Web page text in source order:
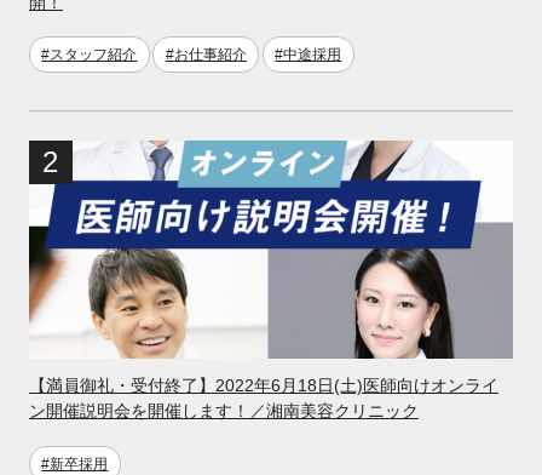
#スタッフ紹介 #お仕事紹介 #中途採用
【満員御礼・受付終了】2022年6月18日(土)医師向けオンライ
ン開催説明会を開催します！／湘南美容クリニック
#新卒採用